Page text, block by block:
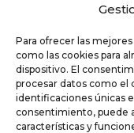
Para ofrecer las
como las cookies para
dispositivo. El
procesar datos como el
identificaciones únicas
consentimiento, puede
características y
AVISO LEGAL
POLÍTICA DE
POLÍTICA DE